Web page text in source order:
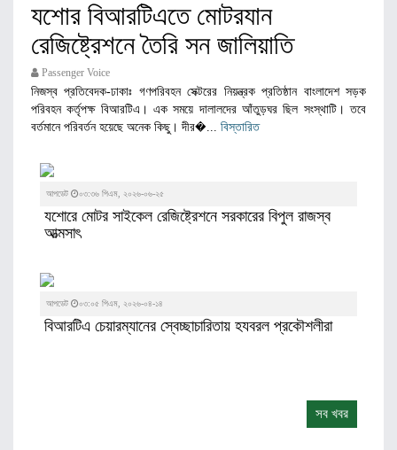
যশোর বিআরটিএতে মোটরযান
রেজিষ্ট্রেশনে তৈরি সন জালিয়াতি
Passenger Voice
নিজস্ব প্রতিবেদক-ঢাকাঃ গণপরিবহন সেক্টরের নিয়ন্ত্রক প্রতিষ্ঠান বাংলাদেশ সড়ক
পরিবহন কর্তৃপক্ষ বিআরটিএ। এক সময়ে দালালদের আঁতুড়ঘর ছিল সংস্থাটি। তবে
বর্তমানে পরিবর্তন হয়েছে অনেক কিছু। দীর�... বিস্তারিত
আপডেট ০৩:৩৬ পিএম, ২০২৬-০৬-২৫
যশোরে মোটর সাইকেল রেজিষ্ট্রেশনে সরকারের বিপুল রাজস্ব
আত্মসাৎ
আপডেট ০৩:০৫ পিএম, ২০২৬-০৪-১৪
বিআরটিএ চেয়ারম্যানের স্বেচ্ছাচারিতায় হযবরল প্রকৌশলীরা
সব খবর